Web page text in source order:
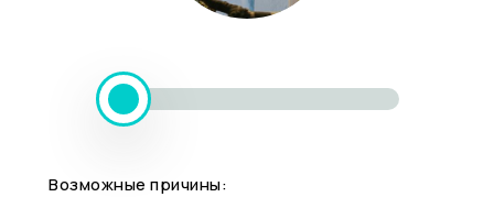
Возможные причины: